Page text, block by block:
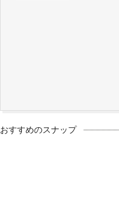
おすすめのスナップ